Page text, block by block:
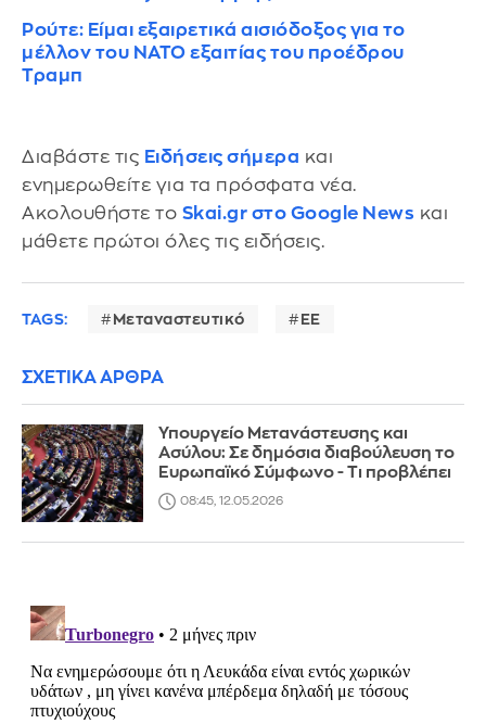
Ρούτε: Είμαι εξαιρετικά αισιόδοξος για το
μέλλον του ΝΑΤΟ εξαιτίας του προέδρου
Τραμπ
Διαβάστε τις Ειδήσεις σήμερα και
ενημερωθείτε για τα πρόσφατα νέα.
Ακολουθήστε το Skai.gr στο Google News και
μάθετε πρώτοι όλες τις ειδήσεις.
TAGS: Μεταναστευτικό ΕΕ
ΣΧΕΤΙΚΑ ΑΡΘΡΑ
Υπουργείο Μετανάστευσης και
Ασύλου: Σε δημόσια διαβούλευση το
Ευρωπαϊκό Σύμφωνο - Τι προβλέπει
08:45, 12.05.2026